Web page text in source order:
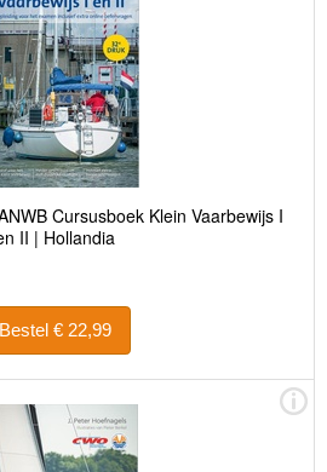
Cursusboek Klein Vaarbewijs I
II | Hollandia
Bestel € 22,99